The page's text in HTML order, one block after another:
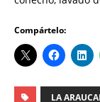
Compártelo:
LA